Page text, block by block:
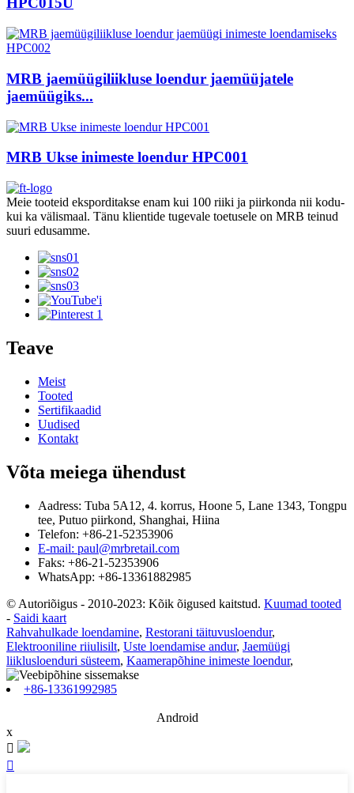
MRB jaemüügiliikluse loendur jaemüüjatele
jaemüügiks...
MRB Ukse inimeste loendur HPC001
Meie tooteid eksporditakse enam kui 100 riiki ja piirkonda nii kodu-
kui ka välismaal. Tänu klientide tugevale toetusele on MRB teinud
suuri edusamme.
Teave
Meist
Tooted
Sertifikaadid
Uudised
Kontakt
Võta meiega ühendust
Aadress: Tuba 5A12, 4. korrus, Hoone 5, Lane 1343, Tongpu
tee, Putuo piirkond, Shanghai, Hiina
Telefon: +86-21-52353906
E-mail: paul@mrbretail.com
Faks: +86-21-52353906
WhatsApp: +86-13361882985
© Autoriõigus - 2010-2023: Kõik õigused kaitstud. Kuumad tooted
- Saidi kaart
Rahvahulkade loendamine, Restorani täituvusloendur,
Elektrooniline riiulisilt, Uste loendamise andur, Jaemüügi
liiklusloenduri süsteem, Kaamerapõhine inimeste loendur,
+86-13361992985
Android
x

